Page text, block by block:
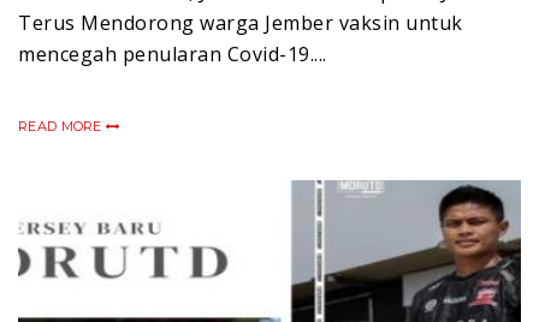
Terus Mendorong warga Jember vaksin untuk
mencegah penularan Covid-19....
READ MORE